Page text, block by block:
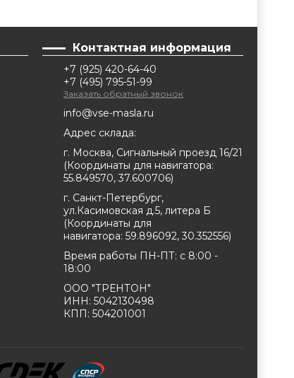
Контактная информация
+7 (925) 420-64-40
+7 (495) 795-51-99
Заказать обратный звонок
info@vse-masla.ru
Адрес склада:
г. Москва, Сигнальный проезд 16/21
(Координаты для навигатора:
55.849570, 37.600706)
г. Санкт-Петербург,
ул.Касимовская д.5, литера Б
(Координаты для
навигатора: 59.896092, 30.352556)
Время работы ПН-ПТ: с 8:00 -
18:00
ООО "ТРЕНТОН"
ИНН: 5042130498
КПП: 504201001